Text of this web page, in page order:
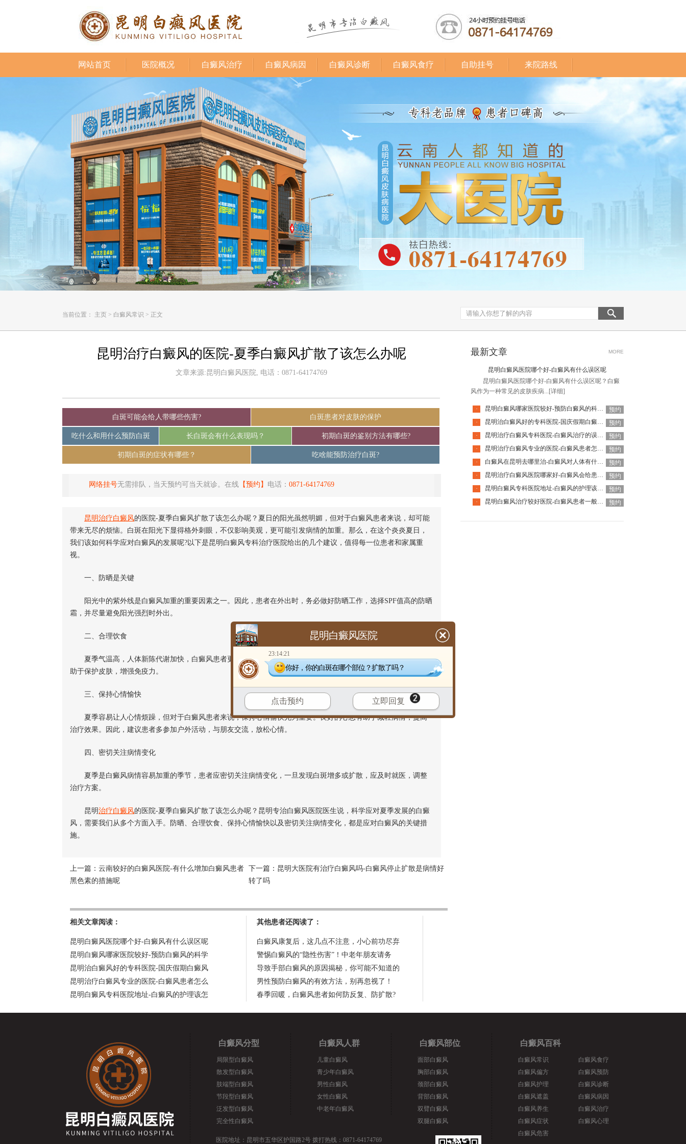
网站首页 医院概况 白癜风治疗 白癜风病因 白癜风诊断 白癜风食疗 自助挂号 来院路线
当前位置： 主页 > 白癜风常识 > 正文
昆明治疗白癜风的医院-夏季白癜风扩散了该怎么办呢
文章来源:昆明白癜风医院, 电话：0871-64174769
白斑可能会给人带哪些伤害? 白斑患者对皮肤的保护
吃什么和用什么预防白斑 长白斑会有什么表现吗？ 初期白斑的鉴别方法有哪些?
初期白斑的症状有哪些？ 吃啥能预防治疗白斑?
网络挂号无需排队，当天预约可当天就诊。在线 【预约】 电话： 0871-64174769
昆明治疗白癜风的医院-夏季白癜风扩散了该怎么办呢？夏日的阳光虽然明媚，但对于白癜风患者来说，却可能
带来无尽的烦恼。白斑在阳光下显得格外刺眼，不仅影响美观，更可能引发病情的加重。那么，在这个炎炎夏日，
我们该如何科学应对白癜风的发展呢?以下是昆明白癜风专科治疗医院给出的几个建议，值得每一位患者和家属重
视。
一、防晒是关键
阳光中的紫外线是白癜风加重的重要因素之一。因此，患者在外出时，务必做好防晒工作，选择SPF值高的防晒
霜，并尽量避免阳光强烈时外出。
二、合理饮食
夏季气温高，人体新陈代谢加快，白癜风患者更应注意饮食调理。建议多摄入富含维生素E的食物，这些食物有
助于保护皮肤，增强免疫力。
三、保持心情愉快
夏季容易让人心情烦躁，但对于白癜风患者来说，保持心情愉快尤为重要。良好的心态有助于减轻病情，提高
治疗效果。因此，建议患者多参加户外活动，与朋友交流，放松心情。
四、密切关注病情变化
夏季是白癜风病情容易加重的季节，患者应密切关注病情变化，一旦发现白斑增多或扩散，应及时就医，调整
治疗方案。
昆明治疗白癜风的医院-夏季白癜风扩散了该怎么办呢？昆明专治白癜风医院医生说，科学应对夏季发展的白癜
风，需要我们从多个方面入手。防晒、合理饮食、保持心情愉快以及密切关注病情变化，都是应对白癜风的关键措
施。
上一篇： 云南较好的白癜风医院-有什么增加白癜风患者
黑色素的措施呢
下一篇： 昆明大医院有治疗白癜风吗-白癜风停止扩散是病情好
转了吗
相关文章阅读：
昆明白癜风医院哪个好-白癜风有什么误区呢
昆明白癜风哪家医院较好-预防白癜风的科学
昆明治白癜风好的专科医院-国庆假期白癜风
昆明治疗白癜风专业的医院-白癜风患者怎么
昆明白癜风专科医院地址-白癜风的护理该怎
其他患者还阅读了：
白癜风康复后，这几点不注意，小心前功尽弃
警惕白癜风的“隐性伤害”！中老年朋友请务
导致手部白癜风的原因揭秘，你可能不知道的
男性预防白癜风的有效方法，别再忽视了！
春季回暖，白癜风患者如何防反复、防扩散?
最新文章 MORE
昆明白癜风医院哪个好-白癜风有什么误区呢
昆明白癜风医院哪个好-白癜风有什么误区呢？白癜
风作为一种常见的皮肤疾病... [详细]
· 昆明白癜风哪家医院较好-预防白癜风的科学方法是哪些
预约
·
昆明治白癜风好的专科医院-国庆假期白癜风饮食要注意什么
预约
·
昆明治疗白癜风专科医院-白癜风治疗的误区有哪些
预约
·
昆明治疗白癜风专业的医院-白癜风患者怎么做可以释放压力呢
预约
·
白癜风在昆明去哪里治-白癜风对人体有什么伤害呢
预约
·
昆明治疗白癜风医院哪家好-白癜风会给患者带来什么危害呢
预约
·
昆明白癜风专科医院地址-白癜风的护理该怎么做好呢
预约
·
昆明白癜风治疗较好医院-白癜风患者一般会有哪些心理问题呢 预约
白癜风分型
局限型白癜风
散发型白癜风
肢端型白癜风
节段型白癜风
泛发型白癜风
完全性白癜风
白癜风人群
儿童白癜风
青少年白癜风
男性白癜风
女性白癜风
中老年白癜风
白癜风部位
面部白癜风
胸部白癜风
颈部白癜风
背部白癜风
双臂白癜风
双腿白癜风
白癜风百科
白癜风常识
白癜风偏方
白癜风护理
白癜风遮盖
白癜风养生
白癜风症状
白癜风危害
白癜风食疗
白癜风预防
白癜风诊断
白癜风病因
白癜风治疗
白癜风心理
医院地址：昆明市五华区护国路2号 拨打热线：0871-64174769
昆明白癜风医院
23:14:21
你好，你的白斑在哪个部位？扩散了吗？
点击预约 立即回复